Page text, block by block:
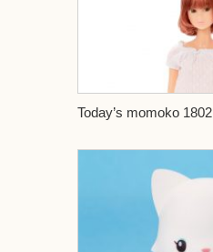
Today’s momoko 1802